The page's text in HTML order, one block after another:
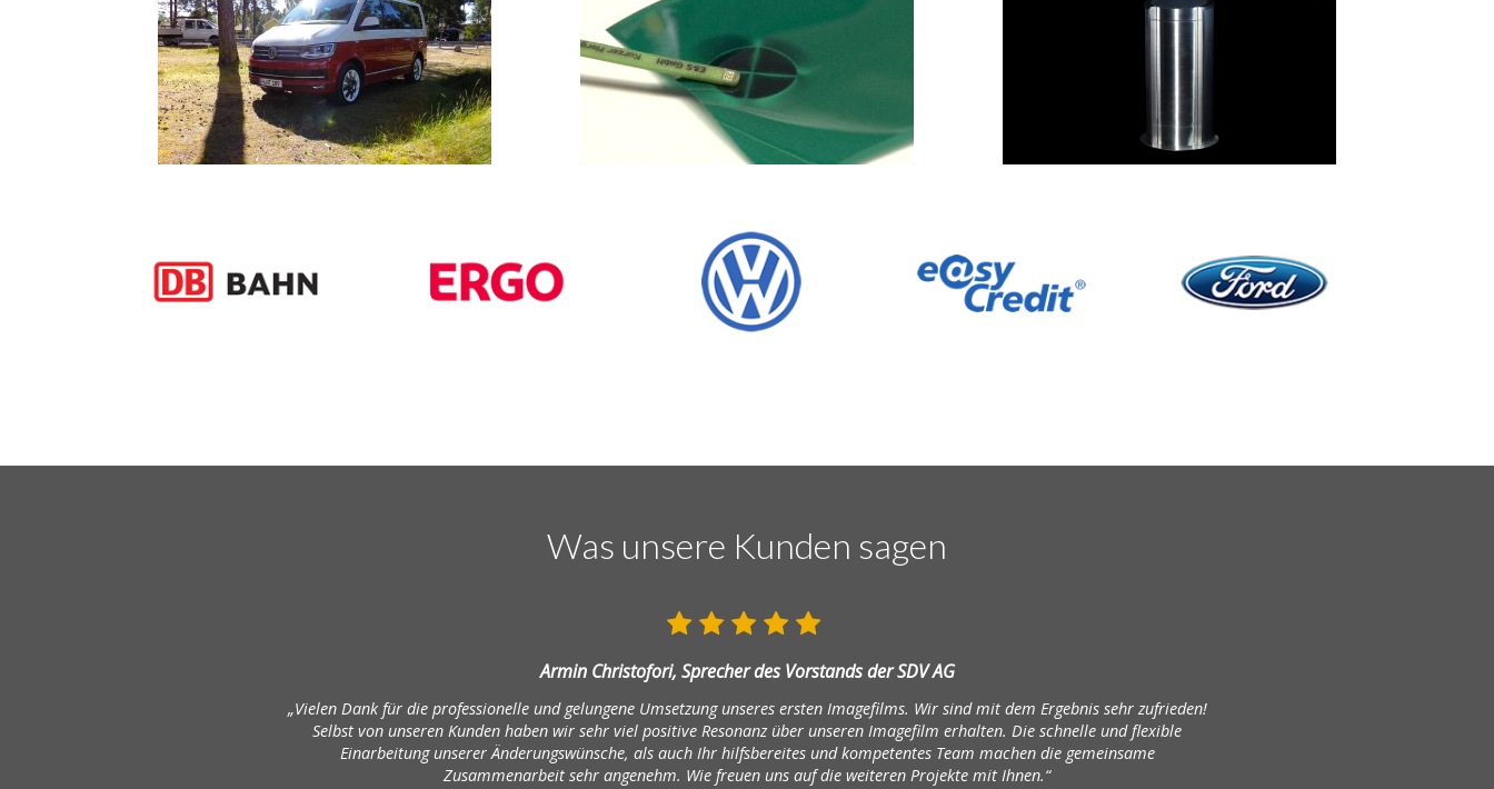
Was unsere Kunden sagen
Armin Christofori, Sprecher des Vorstands der SDV AG
„Vielen Dank für die professionelle und gelungene Umsetzung unseres ersten Imagefilms. Wir sind mit dem Ergebnis sehr zufrieden!
Selbst von unseren Kunden haben wir sehr viel positive Resonanz über unseren Imagefilm erhalten. Die schnelle und flexible
Einarbeitung unserer Änderungswünsche, als auch Ihr hilfsbereites und kompetentes Team machen die gemeinsame
Zusammenarbeit sehr angenehm. Wie freuen uns auf die weiteren Projekte mit Ihnen.“